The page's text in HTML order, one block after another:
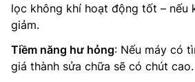
lọc không khí hoạt động tốt – nếu
giảm.
Tiềm năng hư hỏng: Nếu máy có
giá thành sửa chữa sẽ có chút cao.